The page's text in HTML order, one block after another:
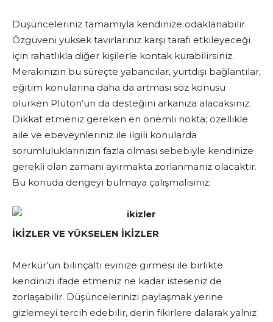
Düşünceleriniz tamamıyla kendinize odaklanabilir.
Özgüveni yüksek tavırlarınız karşı tarafı etkileyeceği
için rahatlıkla diğer kişilerle kontak kurabilirsiniz.
Merakınızın bu süreçte yabancılar, yurtdışı bağlantılar,
eğitim konularına daha da artması söz konusu
olurken Plüton’un da desteğini arkanıza alacaksınız.
Dikkat etmeniz gereken en önemli nokta; özellikle
aile ve ebeveynleriniz ile ilgili konularda
sorumluluklarınızın fazla olması sebebiyle kendinize
gerekli olan zamanı ayırmakta zorlanmanız olacaktır.
Bu konuda dengeyi bulmaya çalışmalısınız.
İKİZLER VE YÜKSELEN İKİZLER
Merkür’ün bilinçaltı evinize girmesi ile birlikte
kendinizi ifade etmeniz ne kadar isteseniz de
zorlaşabilir. Düşüncelerinizi paylaşmak yerine
gizlemeyi tercih edebilir, derin fikirlere dalarak yalnız